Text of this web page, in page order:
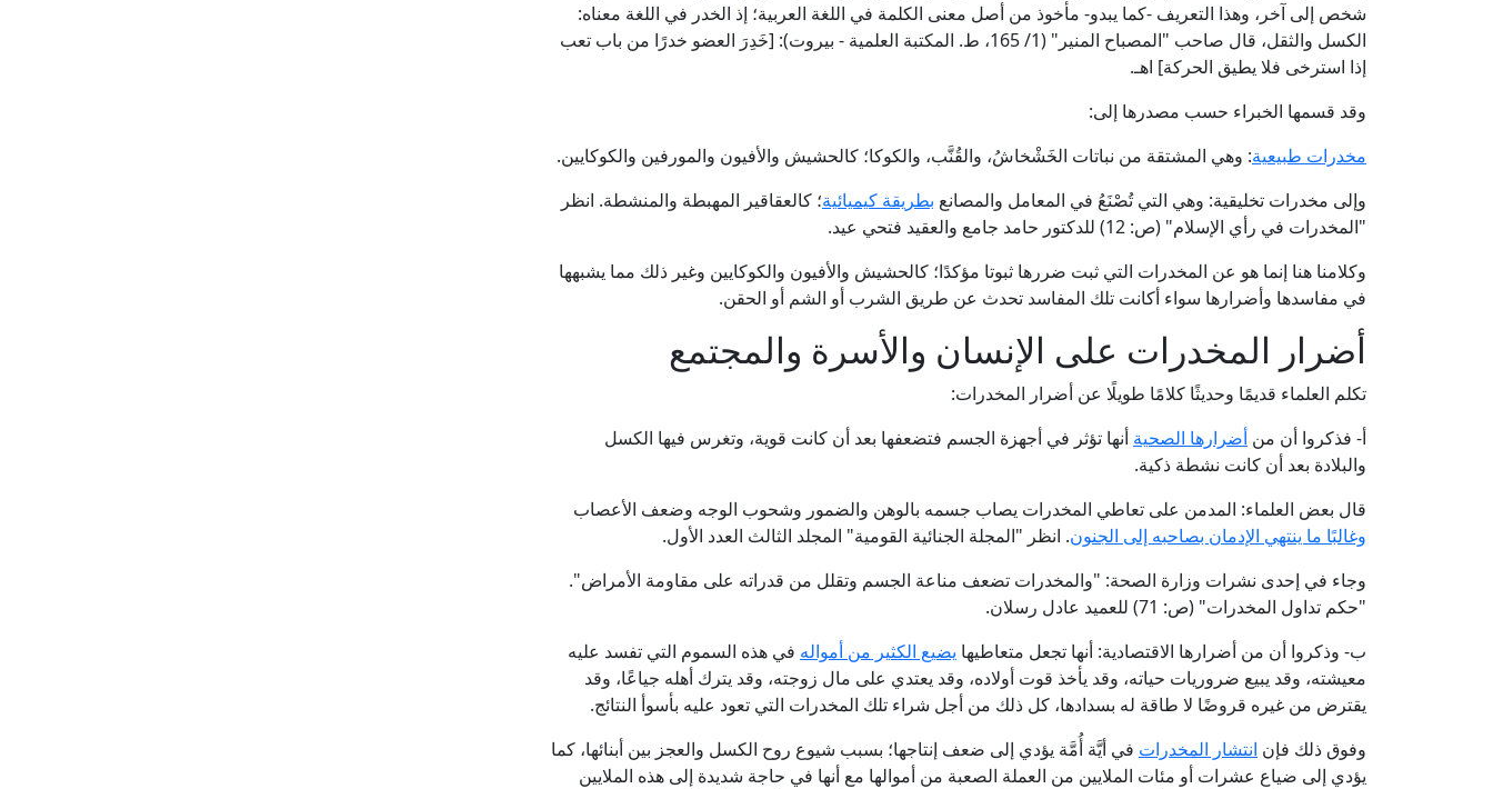
شخص إلى آخر، وهذا التعريف -كما يبدو- مأخوذ من أصل معنى الكلمة في اللغة العربية؛ إذ الخدر في اللغة معناه:
الكسل والثقل، قال صاحب "المصباح المنير" (1/ 165، ط. المكتبة العلمية - بيروت): [خَدِرَ العضو خدرًا من باب تعب
إذا استرخى فلا يطيق الحركة] اهـ.
وقد قسمها الخبراء حسب مصدرها إلى:
مخدرات طبيعية: وهي المشتقة من نباتات الخَشْخاشُ، والقُنَّب، والكوكا؛ كالحشيش والأفيون والمورفين والكوكايين.
وإلى مخدرات تخليقية: وهي التي تُصْنَعُ في المعامل والمصانع بطريقة كيميائية؛ كالعقاقير المهبطة والمنشطة. انظر
"المخدرات في رأي الإسلام" (ص: 12) للدكتور حامد جامع والعقيد فتحي عيد.
وكلامنا هنا إنما هو عن المخدرات التي ثبت ضررها ثبوتا مؤكدًا؛ كالحشيش والأفيون والكوكايين وغير ذلك مما يشبهها
في مفاسدها وأضرارها سواء أكانت تلك المفاسد تحدث عن طريق الشرب أو الشم أو الحقن.
أضرار المخدرات على الإنسان والأسرة والمجتمع
تكلم العلماء قديمًا وحديثًا كلامًا طويلًا عن أضرار المخدرات:
أ- فذكروا أن من أضرارها الصحية أنها تؤثر في أجهزة الجسم فتضعفها بعد أن كانت قوية، وتغرس فيها الكسل
والبلادة بعد أن كانت نشطة ذكية.
قال بعض العلماء: المدمن على تعاطي المخدرات يصاب جسمه بالوهن والضمور وشحوب الوجه وضعف الأعصاب
وغالبًا ما ينتهي الإدمان بصاحبه إلى الجنون. انظر "المجلة الجنائية القومية" المجلد الثالث العدد الأول.
وجاء في إحدى نشرات وزارة الصحة: "والمخدرات تضعف مناعة الجسم وتقلل من قدراته على مقاومة الأمراض".
"حكم تداول المخدرات" (ص: 71) للعميد عادل رسلان.
ب- وذكروا أن من أضرارها الاقتصادية: أنها تجعل متعاطيها يضيع الكثير من أمواله في هذه السموم التي تفسد عليه
معيشته، وقد يبيع ضروريات حياته، وقد يأخذ قوت أولاده، وقد يعتدي على مال زوجته، وقد يترك أهله جياعًا، وقد
يقترض من غيره قروضًا لا طاقة له بسدادها، كل ذلك من أجل شراء تلك المخدرات التي تعود عليه بأسوأ النتائج.
وفوق ذلك فإن انتشار المخدرات في أيَّة أُمَّة يؤدي إلى ضعف إنتاجها؛ بسبب شيوع روح الكسل والعجز بين أبنائها، كما
يؤدي إلى ضياع عشرات أو مئات الملايين من العملة الصعبة من أموالها مع أنها في حاجة شديدة إلى هذه الملايين